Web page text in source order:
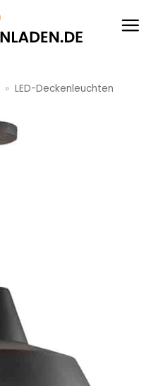
» LED-Deckenleuchten